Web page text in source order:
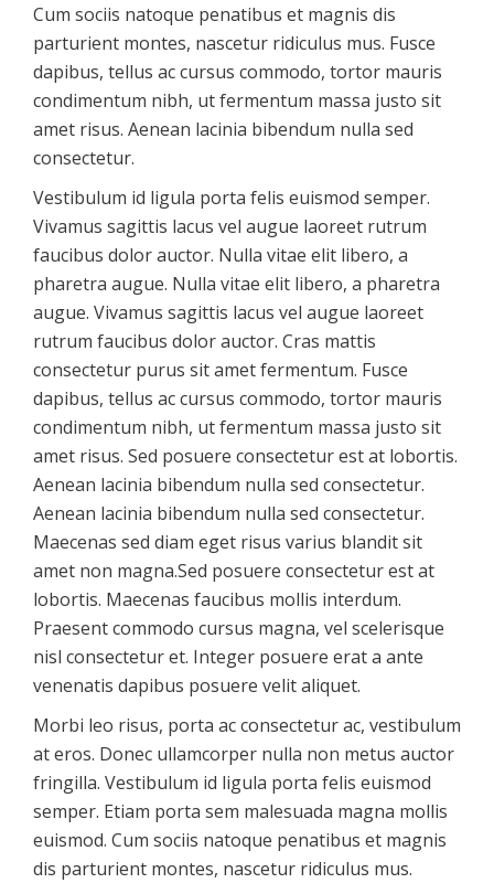
Cum sociis natoque penatibus et magnis dis
parturient montes, nascetur ridiculus mus. Fusce
dapibus, tellus ac cursus commodo, tortor mauris
condimentum nibh, ut fermentum massa justo sit
amet risus. Aenean lacinia bibendum nulla sed
consectetur.
Vestibulum id ligula porta felis euismod semper.
Vivamus sagittis lacus vel augue laoreet rutrum
faucibus dolor auctor. Nulla vitae elit libero, a
pharetra augue. Nulla vitae elit libero, a pharetra
augue. Vivamus sagittis lacus vel augue laoreet
rutrum faucibus dolor auctor. Cras mattis
consectetur purus sit amet fermentum. Fusce
dapibus, tellus ac cursus commodo, tortor mauris
condimentum nibh, ut fermentum massa justo sit
amet risus. Sed posuere consectetur est at lobortis.
Aenean lacinia bibendum nulla sed consectetur.
Aenean lacinia bibendum nulla sed consectetur.
Maecenas sed diam eget risus varius blandit sit
amet non magna.Sed posuere consectetur est at
lobortis. Maecenas faucibus mollis interdum.
Praesent commodo cursus magna, vel scelerisque
nisl consectetur et. Integer posuere erat a ante
venenatis dapibus posuere velit aliquet.
Morbi leo risus, porta ac consectetur ac, vestibulum
at eros. Donec ullamcorper nulla non metus auctor
fringilla. Vestibulum id ligula porta felis euismod
semper. Etiam porta sem malesuada magna mollis
euismod. Cum sociis natoque penatibus et magnis
dis parturient montes, nascetur ridiculus mus.